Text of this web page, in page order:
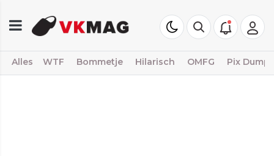
Alles WTF Bommetje Hilarisch OMFG Pix Dump